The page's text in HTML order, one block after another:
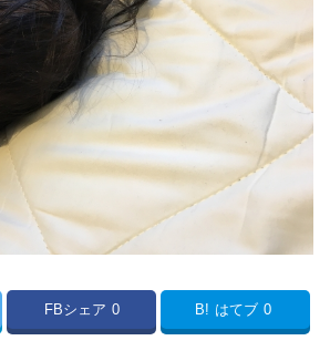
FBシェア 0 B! はてブ 0